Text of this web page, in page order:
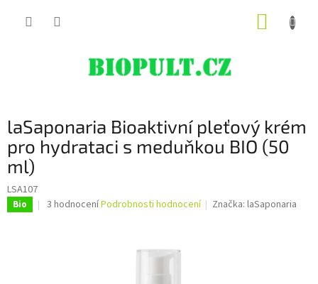
laSaponaria Bioaktivní pleťový krém
pro hydrataci s meduňkou BIO (50
ml)
LSA107
Bio
Průměrné
3 hodnoceníPodrobnosti hodnocení Značka:laSaponaria